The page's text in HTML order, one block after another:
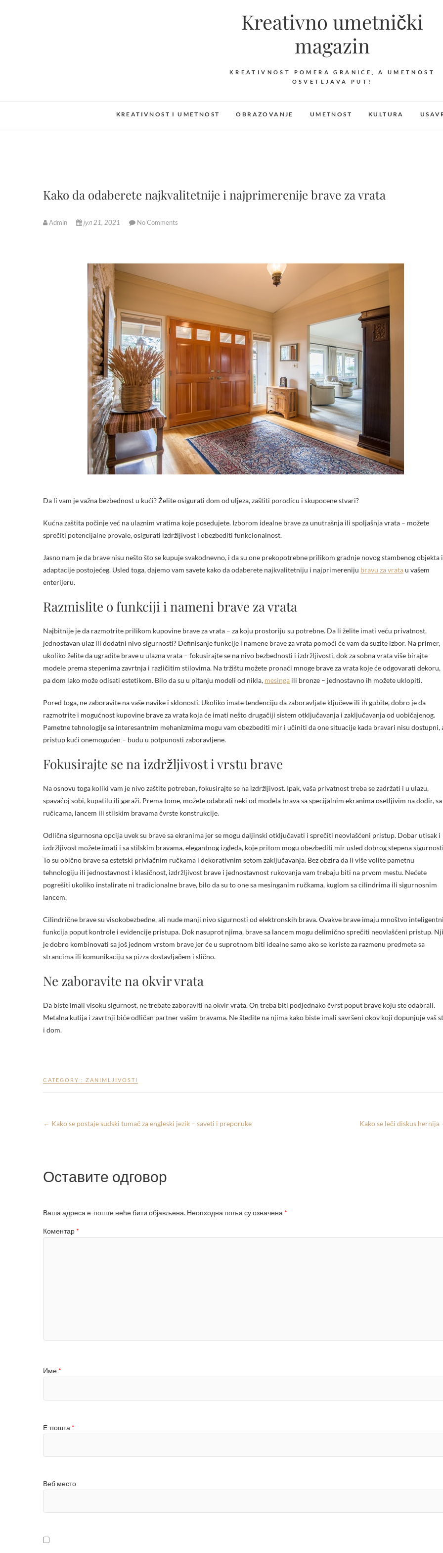
Kreativno umetnički
magazin
KREATIVNOST POMERA GRANICE, A UMETNOST
OSVETLJAVA PUT!
KREATIVNOST I UMETNOST OBRAZOVANJE UMETNOST KULTURA
Kako da odaberete najkvalitetnije i najprimerenije brave za vrata
Admin јул 21, 2021 No Comments
Da li vam je važna bezbednost u kući? Želite osigurati dom od uljeza, zaštiti porodicu i skupocene stvari?
Kućna zaštita počinje već na ulaznim vratima koje posedujete. Izborom idealne brave za unutrašnja ili spoljašnja vrata – možete
sprečiti potencijalne provale, osigurati izdržljivost i obezbediti funkcionalnost.
Jasno nam je da brave nisu nešto što se kupuje svakodnevno, i da su one prekopotrebne prilikom gradnje novog stambenog objekta
adaptacije postojećeg. Usled toga, dajemo vam savete kako da odaberete najkvalitetniju i najprimereniju bravu za vratau vašem
enterijeru.
Razmislite o funkciji i nameni brave za vrata
Najbitnije je da razmotrite prilikom kupovine brave za vrata – za koju prostoriju su potrebne. Da li želite imati veću privatnost,
jednostavan ulaz ili dodatni nivo sigurnosti? Definisanje funkcije i namene brave za vrata pomoći će vam da suzite izbor. Na primer,
ukoliko želite da ugradite brave u ulazna vrata – fokusirajte se na nivo bezbednosti i izdržljivosti, dok za sobna vrata više birajte
modele prema stepenima zavrtnja i različitim stilovima. Na tržištu možete pronaći mnoge brave za vrata koje će odgovarati dekoru,
pa dom lako može odisati estetikom. Bilo da su u pitanju modeli od nikla, mesinga ili bronze – jednostavno ih možete uklopiti.
Pored toga, ne zaboravite na vaše navike i sklonosti. Ukoliko imate tendenciju da zaboravljate ključeve ili ih gubite, dobro je da
razmotrite i mogućnost kupovine brave za vrata koja će imati nešto drugačiji sistem otključavanja i zaključavanja od uobičajenog.
Pametne tehnologije sa interesantnim mehanizmima mogu vam obezbediti mir i učiniti da one situacije kada bravari nisu dostupni,
pristup kući onemogućen – budu u potpunosti zaboravljene.
Fokusirajte se na izdržljivost i vrstu brave
Na osnovu toga koliki vam je nivo zaštite potreban, fokusirajte se na izdržljivost. Ipak, vaša privatnost treba se zadržati i u ulazu,
spavaćoj sobi, kupatilu ili garaži. Prema tome, možete odabrati neki od modela brava sa specijalnim ekranima osetljivim na dodir, sa
ručicama, lancem ili stilskim bravama čvrste konstrukcije.
Odlična sigurnosna opcija uvek su brave sa ekranima jer se mogu daljinski otključavati i sprečiti neovlašćeni pristup. Dobar utisak i
izdržljivost možete imati i sa stilskim bravama, elegantnog izgleda, koje pritom mogu obezbediti mir usled dobrog stepena
To su obično brave sa estetski privlačnim ručkama i dekorativnim setom zaključavanja. Bez obzira da li više volite pametnu
tehnologiju ili jednostavnost i klasičnost, izdržljivost brave i jednostavnost rukovanja vam trebaju biti na prvom mestu. Nećete
pogrešiti ukoliko instalirate ni tradicionalne brave, bilo da su to one sa mesinganim ručkama, kuglom sa cilindrima ili sigurnosnim
lancem.
Cilindrične brave su visokobezbedne, ali nude manji nivo sigurnosti od elektronskih brava. Ovakve brave imaju mnoštvo
funkcija poput kontrole i evidencije pristupa. Dok nasuprot njima, brave sa lancem mogu delimično sprečiti neovlašćeni pristup.
je dobro kombinovati sa još jednom vrstom brave jer će u suprotnom biti idealne samo ako se koriste za razmenu predmeta sa
strancima ili komunikaciju sa pizza dostavljačem i slično.
Ne zaboravite na okvir vrata
Da biste imali visoku sigurnost, ne trebate zaboraviti na okvir vrata. On treba biti podjednako čvrst poput brave koju ste odabrali.
Metalna kutija i zavrtnji biće odličan partner vašim bravama. Ne štedite na njima kako biste imali savršeni okov koji dopunjuje vaš
i dom.
CATEGORY : ZANIMLJIVOSTI
← Kako se postaje sudski tumač za engleski jezik – saveti i preporuke Kako se leči diskus hernija
Оставите одговор
Ваша адреса е-поште неће бити објављена. Неопходна поља су означена *
Коментар *
Име *
Е-пошта *
Веб место